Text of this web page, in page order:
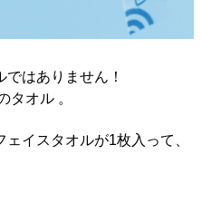
はありません！
タオル 。
イスタオルが1枚入って、